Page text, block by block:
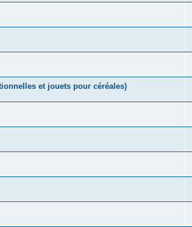
et jouets pour céréales)